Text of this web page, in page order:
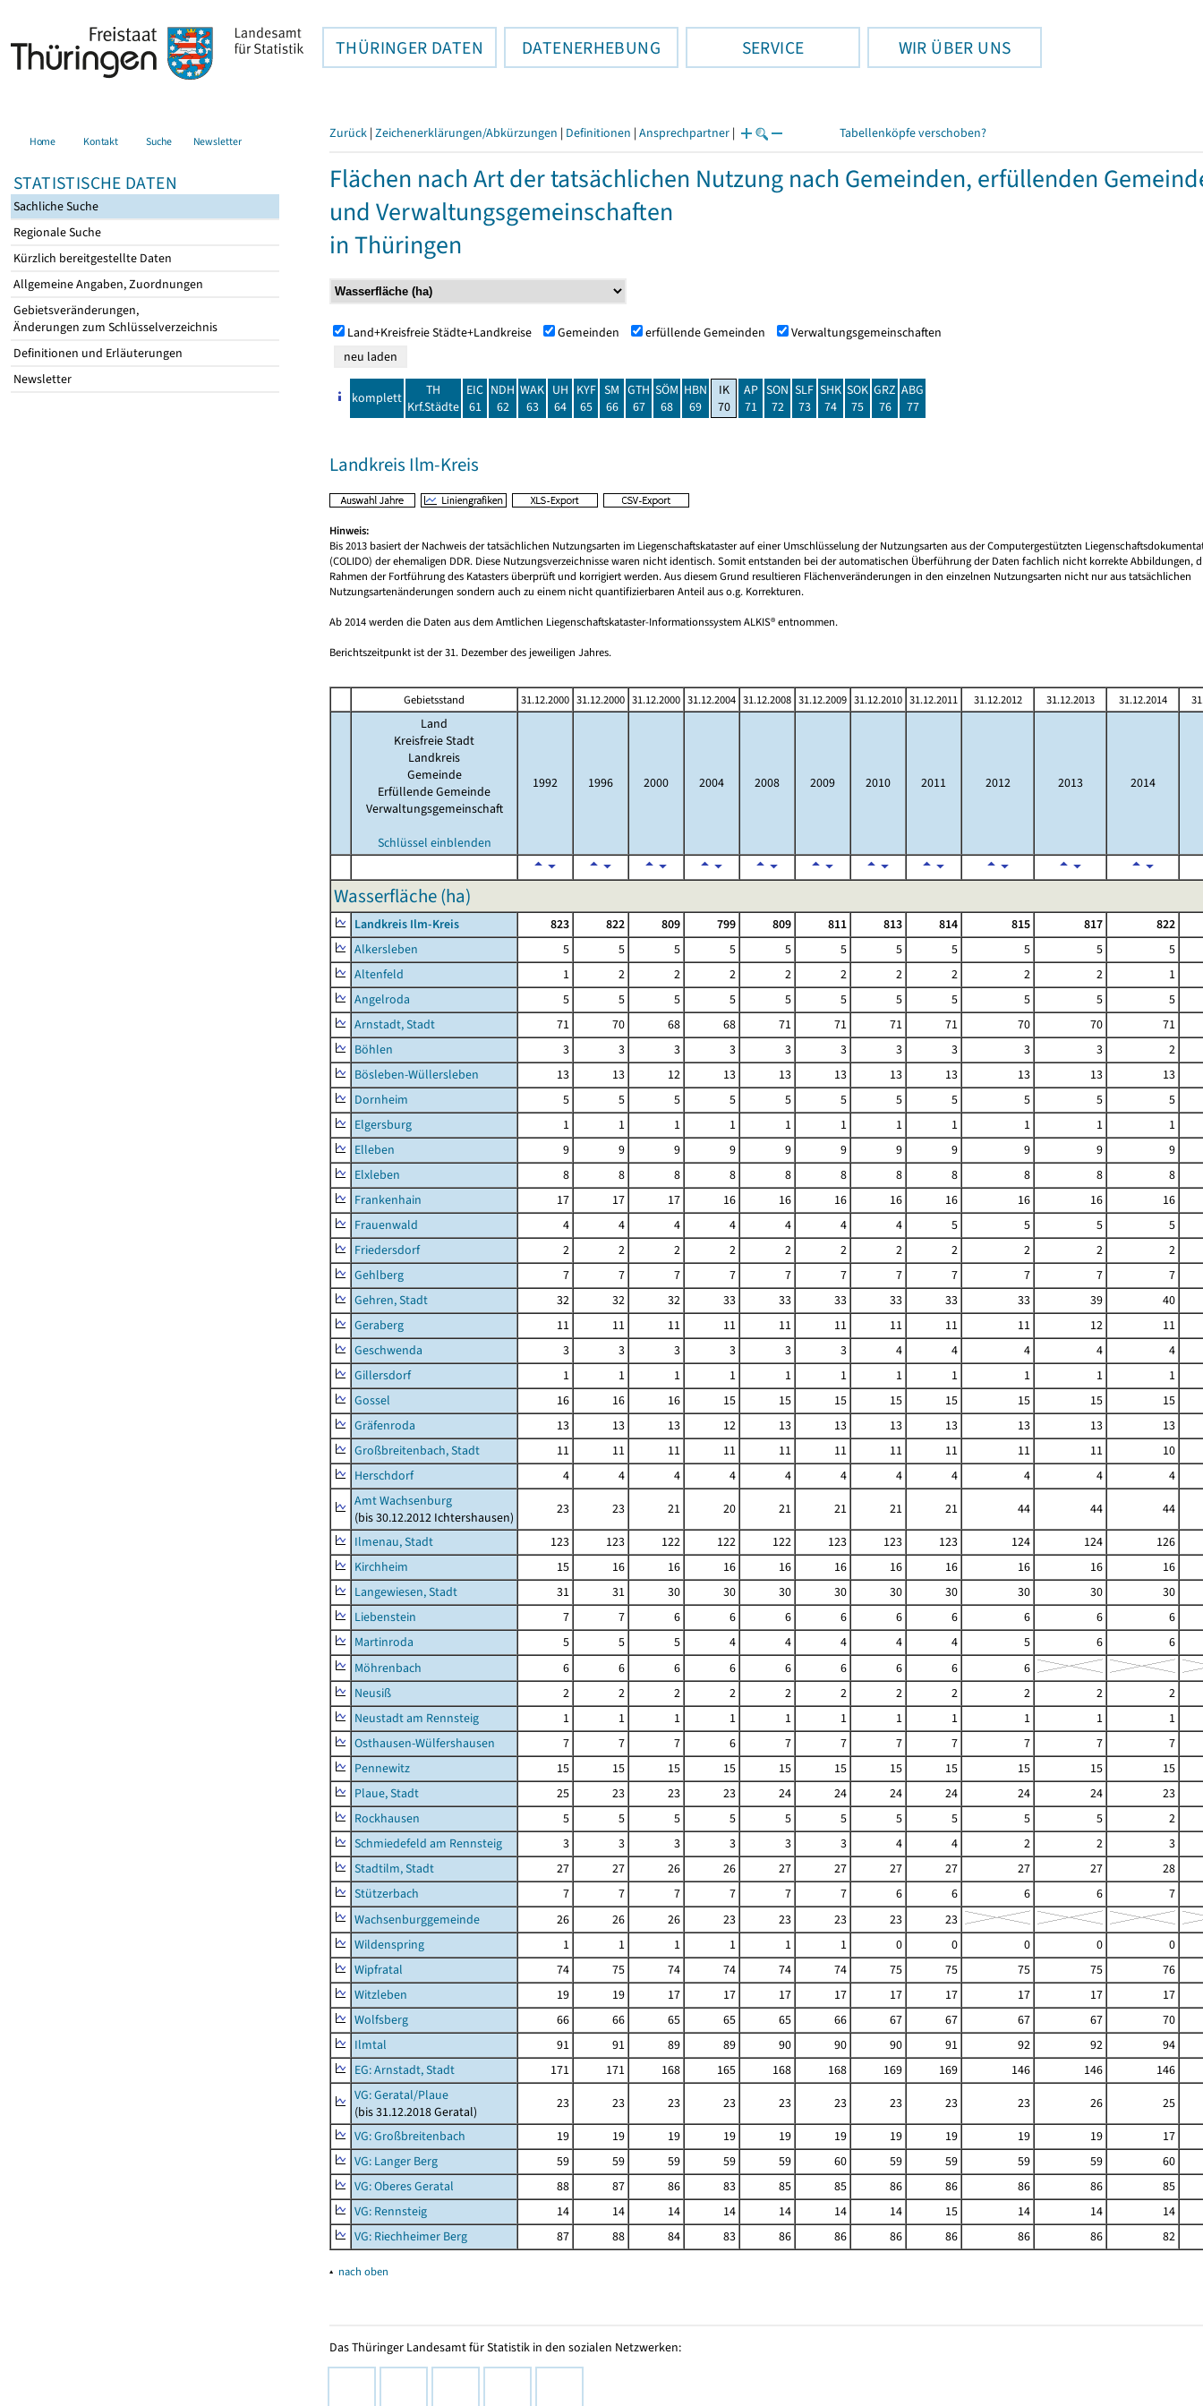
THÜRINGER DATEN DATENERHEBUNG SERVICE WIR ÜBER UNS
Home Kontakt Suche Newsletter
STATISTISCHE DATEN
Sachliche Suche
Regionale Suche
Kürzlich bereitgestellte Daten
Allgemeine Angaben, Zuordnungen
Gebietsveränderungen,
Änderungen zum Schlüsselverzeichnis
Definitionen und Erläuterungen
Newsletter
Zurück | Zeichenerklärungen/Abkürzungen | Definitionen | Ansprechpartner | Tabellenköpfe verschoben?
Flächen nach Art der tatsächlichen Nutzung nach Gemeinden, erfüllenden
und Verwaltungsgemeinschaften
in Thüringen
Land+Kreisfreie Städte+Landkreise Gemeinden erfüllende Gemeinden Verwaltungsgemeinschaften
komplett
TH
Krf.Städte
EIC
61
NDH
62
WAK
63
UH
64
KYF
65
SM
66
GTH
67
SÖM
68
HBN
69
IK
70
AP
71
SON
72
SLF
73
SHK
74
SOK
75
GRZ
76
ABG
77
Landkreis Ilm-Kreis
Hinweis:
Bis 2013 basiert der Nachweis der tatsächlichen Nutzungsarten im Liegenschaftskataster auf einer Umschlüsselung der Nutzungsarten aus der Computergestützten
(COLIDO) der ehemaligen DDR. Diese Nutzungsverzeichnisse waren nicht identisch. Somit entstanden bei der automatischen Überführung der Daten fachlich nicht korrekte Abbildungen,
Rahmen der Fortführung des Katasters überprüft und korrigiert werden. Aus diesem Grund resultieren Flächenveränderungen in den einzelnen Nutzungsarten nicht nur aus tatsächlichen
Nutzungsartenänderungen sondern auch zu einem nicht quantifizierbaren Anteil aus o.g. Korrekturen.
Ab 2014 werden die Daten aus dem Amtlichen Liegenschaftskataster-Informationssystem ALKIS® entnommen.
Berichtszeitpunkt ist der 31. Dezember des jeweiligen Jahres.
Gebietsstand 31.12.2000 31.12.2000 31.12.2000 31.12.2004 31.12.2008 31.12.2009 31.12.2010 31.12.2011 31.12.2012 31.12.2013 31.12.2014
Land
Kreisfreie Stadt
Landkreis
Gemeinde
Erfüllende Gemeinde
Verwaltungsgemeinschaft
Schlüssel einblenden
1992 1996 2000 2004 2008 2009 2010 2011 2012 2013 2014
Wasserfläche (ha)
Landkreis Ilm-Kreis 823 822 809 799 809 811 813 814 815 817
822
Alkersleben
5 5 5 5 5 5 5 5 5 5
5
Altenfeld
1 2 2 2 2 2 2 2 2 2
1
Angelroda
5 5 5 5 5 5 5 5 5 5
5
Arnstadt, Stadt
71 70 68 68 71 71 71 71 70 70
71
Böhlen
3 3 3 3 3 3 3 3 3 3
2
Bösleben-Wüllersleben
13 13 12 13 13 13 13 13 13 13
13
Dornheim
5 5 5 5 5 5 5 5 5 5
5
Elgersburg
1 1 1 1 1 1 1 1 1 1
1
Elleben
9 9 9 9 9 9 9 9 9 9
9
Elxleben
8 8 8 8 8 8 8 8 8 8
8
Frankenhain
17 17 17 16 16 16 16 16 16 16
16
Frauenwald
4 4 4 4 4 4 4 5 5 5
5
Friedersdorf
2 2 2 2 2 2 2 2 2 2
2
Gehlberg
7 7 7 7 7 7 7 7 7 7
7
Gehren, Stadt
32 32 32 33 33 33 33 33 33 39
40
Geraberg
11 11 11 11 11 11 11 11 11 12
11
Geschwenda
3 3 3 3 3 3 4 4 4 4
4
Gillersdorf
1 1 1 1 1 1 1 1 1 1
1
Gossel
16 16 16 15 15 15 15 15 15 15
15
Gräfenroda
13 13 13 12 13 13 13 13 13 13
13
Großbreitenbach, Stadt
11 11 11 11 11 11 11 11 11 11
10
Herschdorf
4 4 4 4 4 4 4 4 4 4
4
Amt Wachsenburg
(bis 30.12.2012 Ichtershausen)
23 23 21 20 21 21 21 21 44 44
44
Ilmenau, Stadt
123 123 122 122 122 123 123 123 124 124
126
Kirchheim
15 16 16 16 16 16 16 16 16 16
16
Langewiesen, Stadt
31 31 30 30 30 30 30 30 30 30
30
Liebenstein
7 7 6 6 6 6 6 6 6 6
6
Martinroda
5 5 5 4 4 4 4 4 5 6
6
Möhrenbach
6 6 6 6 6 6 6 6
6
Neusiß
2 2 2 2 2 2 2 2 2 2
2
Neustadt am Rennsteig
1 1 1 1 1 1 1 1 1 1
1
Osthausen-Wülfershausen
7 7 7 6 7 7 7 7 7 7
7
Pennewitz
15 15 15 15 15 15 15 15 15 15
15
Plaue, Stadt
25 23 23 23 24 24 24 24 24 24
23
Rockhausen
5 5 5 5 5 5 5 5 5 5
2
Schmiedefeld am Rennsteig
3 3 3 3 3 3 4 4 2 2
3
Stadtilm, Stadt
27 27 26 26 27 27 27 27 27 27
28
Stützerbach
7 7 7 7 7 7 6 6 6 6
7
Wachsenburggemeinde
26 26 26 23 23 23 23
23
Wildenspring
1 1 1 1 1 1 0 0 0 0
0
Wipfratal
74 75 74 74 74 74 75 75 75 75
76
Witzleben
19 19 17 17 17 17 17 17 17 17
17
Wolfsberg
66 66 65 65 65 66 67 67 67 67
70
Ilmtal
91 91 89 89 90 90 90 91 92 92
94
EG: Arnstadt, Stadt
171 171 168 165 168 168 169 169 146 146
146
VG: Geratal/Plaue
(bis 31.12.2018 Geratal)
23 23 23 23 23 23 23 23 23 26
25
VG: Großbreitenbach
19 19 19 19 19 19 19 19 19 19
17
VG: Langer Berg
59 59 59 59 59 60 59 59 59 59
60
VG: Oberes Geratal
88 87 86 83 85 85 86 86 86 86
85
VG: Rennsteig
14 14 14 14 14 14 14 15 14 14
14
VG: Riechheimer Berg
87 88 84 83 86 86 86 86 86 86 82
▴ nach oben
Das Thüringer Landesamt für Statistik in den sozialen Netzwerken: